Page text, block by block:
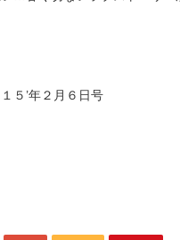
５’年２月６日号